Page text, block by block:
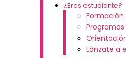
¿Eres estudiante?
Lánzate a